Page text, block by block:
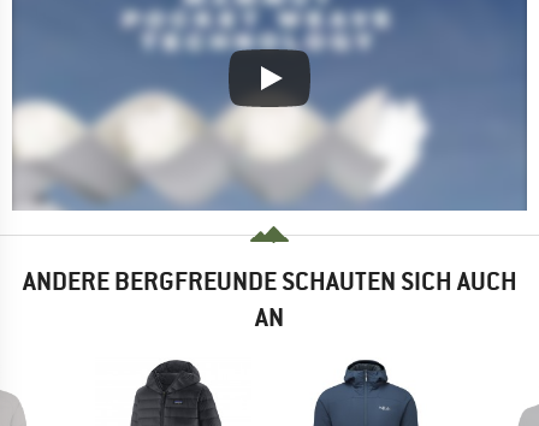
ANDERE BERGFREUNDE SCHAUTEN SICH AUCH
AN